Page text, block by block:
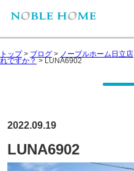
トップ> ブログ > ノーブルホーム日立店
れですか？ > LUNA6902
2022.09.19
LUNA6902